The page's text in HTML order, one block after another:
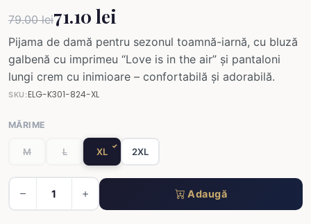
79.00 lei71.10 lei
Pijama de damă pentru sezonul toamnă-iarnă, cu bluză
galbenă cu imprimeu “Love is in the air” și pantaloni
lungi crem cu inimioare – confortabilă și adorabilă.
SKU:ELG-K301-824-XL
MĂRIME
M L XL 2XL
Adaugă